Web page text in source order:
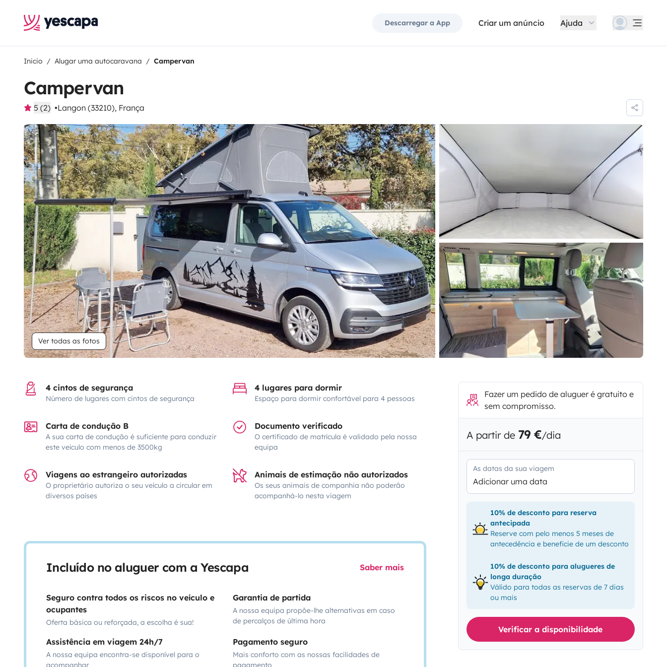
Descarregar a App Criar um anúncio Ajuda
Inicio Alugar uma autocaravana Campervan
Campervan
5 (2) Langon (33210), França
Ver todas as fotos
4 cintos de segurança
Número de lugares com cintos de segurança
4 lugares para dormir
Espaço para dormir confortável para 4 pessoas
Carta de condução B
A sua carta de condução é suficiente para conduzir
este veículo com menos de 3500kg
Documento verificado
O certificado de matrícula é validado pela nossa
equipa
Viagens ao estrangeiro autorizadas
O proprietário autoriza o seu veículo a circular em
diversos países
Animais de estimação não autorizados
Os seus animais de companhia não poderão
acompanhá-lo nesta viagem
Incluído no aluguer com a Yescapa Saber mais
Seguro contra todos os riscos no veículo e
ocupantes
Oferta básica ou reforçada, a escolha é sua!
Garantia de partida
A nossa equipa propõe-lhe alternativas em caso
de percalços de última hora
Assistência em viagem 24h/7
A nossa equipa encontra-se disponível para o
acompanhar
Pagamento seguro
Mais conforto com as nossas facilidades de
pagamento
Fazer um pedido de aluguer é gratuito e
sem compromisso.
A partir de 79 €/dia
As datas da sua viagem
Adicionar uma data
10% de desconto para reserva
antecipada
Reserve com pelo menos 5 meses de
antecedência e beneficie de um desconto
10% de desconto para alugueres de
longa duração
Válido para todas as reservas de 7 dias
ou mais
Verificar a disponibilidade